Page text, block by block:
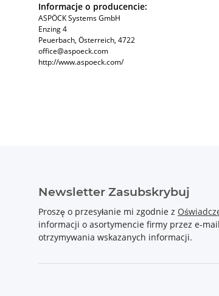
Informacje o producencie:
ASPÖCK Systems GmbH
Enzing 4
Peuerbach, Österreich, 4722
office@aspoeck.com
http://www.aspoeck.com/
Newsletter Zasubskrybuj
Proszę o przesyłanie mi zgodnie z
informacji o asortymencie firmy przez e-
otrzymywania wskazanych informacji.